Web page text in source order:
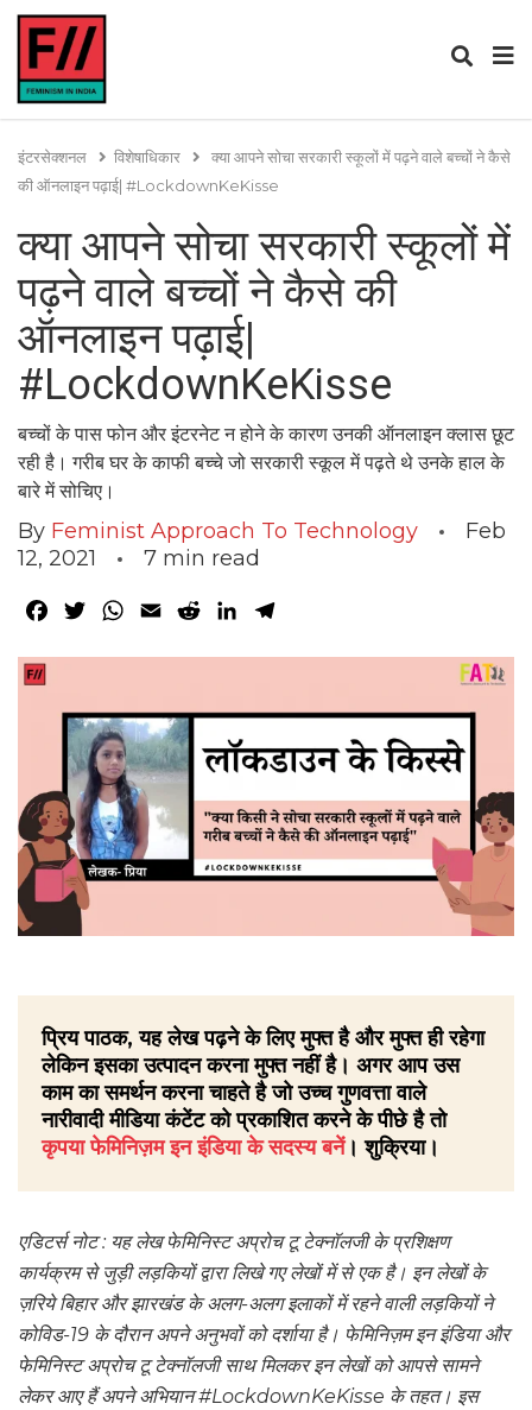
इंटरसेक्शनल विशेषाधिकार
क्या आपने सोचा सरकारी स्कूलों में पढ़ने वाले बच्चों ने कैसे
की ऑनलाइन पढ़ाई| #LockdownKeKisse
क्या आपने सोचा सरकारी स्कूलों में
पढ़ने वाले बच्चों ने कैसे की
ऑनलाइन पढ़ाई|
#LockdownKeKisse
बच्चों के पास फोन और इंटरनेट न होने के कारण उनकी ऑनलाइन क्लास छूट
रही है। गरीब घर के काफी बच्चे जो सरकारी स्कूल में पढ़ते थे उनके हाल के
बारे में सोचिए।
By Feminist Approach To Technology
Feb
12, 2021
7 min read
Facebook
TwitterWhatsApp
Email RedditLinkedIn
प्रिय पाठक, यह लेख पढ़ने के लिए मुफ्त है और मुफ्त ही रहेगा
लेकिन इसका उत्पादन करना मुफ्त नहीं है। अगर आप उस
काम का समर्थन करना चाहते है जो उच्च गुणवत्ता वाले
नारीवादी मीडिया कंटेंट को प्रकाशित करने के पीछे है तो
कृपया फेमिनिज़म इन इंडिया के सदस्य बनें। शुक्रिया।
एडिटर्स नोट : यह लेख फेमिनिस्ट अप्रोच टू टेक्नॉलजी के प्रशिक्षण
कार्यक्रम से जुड़ी लड़कियों द्वारा लिखे गए लेखों में से एक है। इन लेखों के
ज़रिये बिहार और झारखंड के अलग-अलग इलाकों में रहने वाली लड़कियों ने
कोविड-19 के दौरान अपने अनुभवों को दर्शाया है। फेमिनिज़म इन इंडिया और
फेमिनिस्ट अप्रोच टू टेक्नॉलजी साथ मिलकर इन लेखों को आपसे सामने
लेकर आए हैं अपने अभियान #LockdownKeKisse के तहत। इस